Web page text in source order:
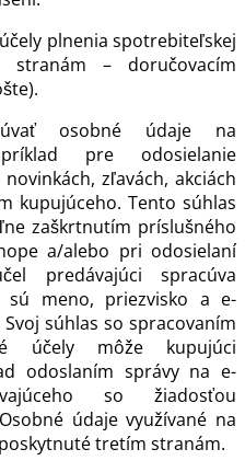
plnenia spotrebiteľskej
– doručovacím
osobné údaje na
pre odosielanie
zľavách, akciách
kupujúceho. Tento súhlas
zaškrtnutím príslušného
a/alebo pri odosielaní
predávajúci spracúva
sú meno, priezvisko a e-
súhlas so spracovaním
účely môže kupujúci
odoslaním správy na e-
so žiadosťou
údaje využívané na
tretím stranám.